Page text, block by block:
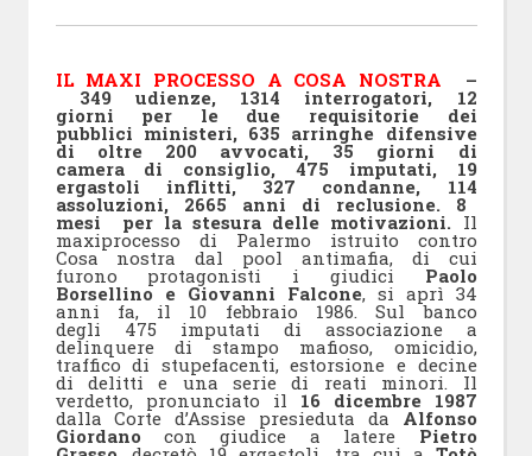
IL MAXI PROCESSO A COSA NOSTRA –
349 udienze, 1314 interrogatori, 12
giorni per le due requisitorie dei
pubblici ministeri, 635 arringhe difensive
di oltre 200 avvocati, 35 giorni di
camera di consiglio, 475 imputati, 19
ergastoli inflitti, 327 condanne, 114
assoluzioni, 2665 anni di reclusione. 8
mesi per la stesura delle motivazioni. Il
maxiprocesso di Palermo istruito contro
Cosa nostra dal pool antimafia, di cui
furono protagonisti i giudici Paolo
Borsellino e Giovanni Falcone, si aprì 34
anni fa, il 10 febbraio 1986. Sul banco
degli 475 imputati di associazione a
delinquere di stampo mafioso, omicidio,
traffico di stupefacenti, estorsione e decine
di delitti e una serie di reati minori. Il
verdetto, pronunciato il 16 dicembre 1987
dalla Corte d’Assise presieduta da Alfonso
Giordano con giudice a latere Pietro